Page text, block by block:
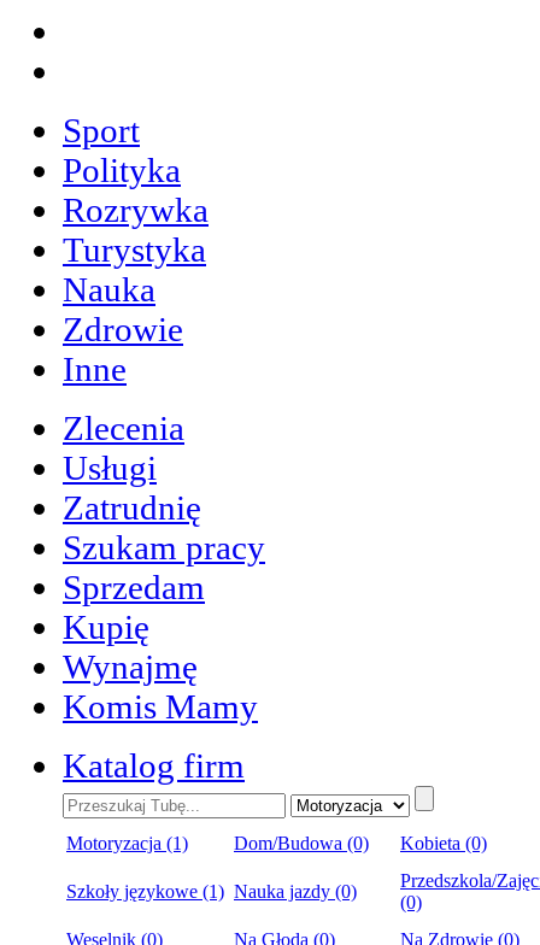
Sport
Polityka
Rozrywka
Turystyka
Nauka
Zdrowie
Inne
Zlecenia
Usługi
Zatrudnię
Szukam pracy
Sprzedam
Kupię
Wynajmę
Komis Mamy
Katalog firm
Motoryzacja (1) Dom/Budowa (0) Kobieta (0)
Szkoły językowe (1) Nauka jazdy (0)
Przedszkola/
(0)
Weselnik (0)
Na Głoda (0) Na Zdrowie (0)